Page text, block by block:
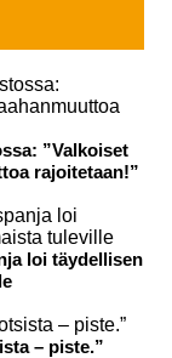
”Valkoiset
rajoitetaan!”
loi täydellisen
– piste.”